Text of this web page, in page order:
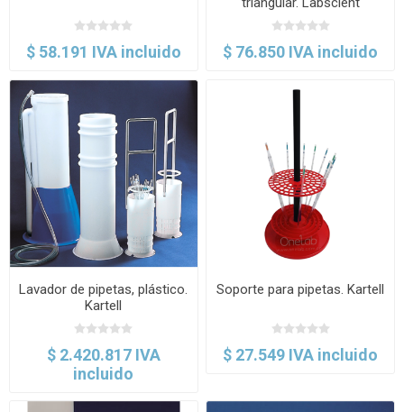
$ 58.191 IVA incluido $ 76.850 IVA incluido
Lavador de pipetas, plástico.
Kartell
$ 2.420.817 IVA
incluido
Soporte para pipetas. Kartell
$ 27.549 IVA incluido